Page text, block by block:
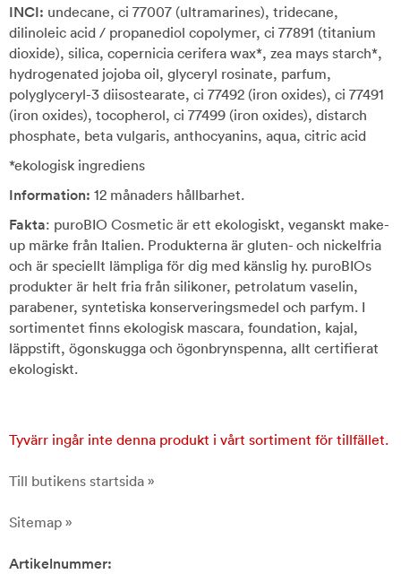
INCI: undecane, ci 77007 (ultramarines), tridecane,
dilinoleic acid / propanediol copolymer, ci 77891 (titanium
dioxide), silica, copernicia cerifera wax*, zea mays starch*,
hydrogenated jojoba oil, glyceryl rosinate, parfum,
polyglyceryl-3 diisostearate, ci 77492 (iron oxides), ci 77491
(iron oxides), tocopherol, ci 77499 (iron oxides), distarch
phosphate, beta vulgaris, anthocyanins, aqua, citric acid
*ekologisk ingrediens
Information: 12 månaders hållbarhet.
Fakta: puroBIO Cosmetic är ett ekologiskt, veganskt make-
up märke från Italien. Produkterna är gluten- och nickelfria
och är speciellt lämpliga för dig med känslig hy. puroBIOs
produkter är helt fria från silikoner, petrolatum vaselin,
parabener, syntetiska konserveringsmedel och parfym. I
sortimentet finns ekologisk mascara, foundation, kajal,
läppstift, ögonskugga och ögonbrynspenna, allt certifierat
ekologiskt.
Tyvärr ingår inte denna produkt i vårt sortiment för tillfället.
Till butikens startsida »
Sitemap »
Artikelnummer: